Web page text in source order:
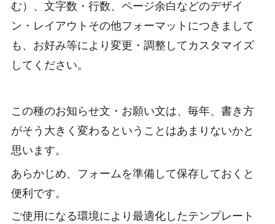
む）、文字数・行数、ページ余白などのデザイ
ン・レイアウトその他フォーマットにつきまして
も、お好み等により変更・調整してカスタマイズ
してください。
この種のお知らせ文・お願い文は、毎年、書き方
がそう大きく変わるということはあまりないかと
思います。
あらかじめ、フォームを準備して保存しておくと
便利です。
ご使用になる環境により最適化したテンプレート